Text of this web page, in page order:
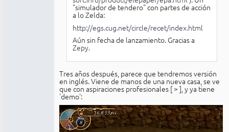
"simulador de tendero" con partes de acción
a lo Zelda:
http://egs.cug.net/circle/recet/index.html
Aún sin fecha de lanzamiento. Gracias a
Zepy.
Tres años después, parece que tendremos versión
en inglés. Viene de manos de una nueva casa, se ve
que con aspiraciones profesionales [> ], y ya tiene
'demo':